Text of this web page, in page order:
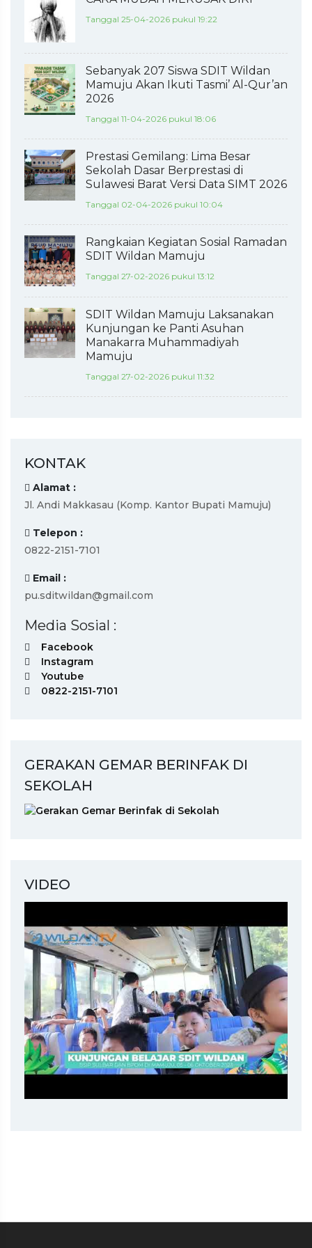
Tanggal 25-04-2026 pukul 19:22
Sebanyak 207 Siswa SDIT Wildan
Mamuju Akan Ikuti Tasmi’ Al-Qur’an
2026
Tanggal 11-04-2026 pukul 18:06
Prestasi Gemilang: Lima Besar
Sekolah Dasar Berprestasi di
Sulawesi Barat Versi Data SIMT 2026
Tanggal 02-04-2026 pukul 10:04
Rangkaian Kegiatan Sosial Ramadan
SDIT Wildan Mamuju
Tanggal 27-02-2026 pukul 13:12
SDIT Wildan Mamuju Laksanakan
Kunjungan ke Panti Asuhan
Manakarra Muhammadiyah
Mamuju
Tanggal 27-02-2026 pukul 11:32
KONTAK
Alamat :
Jl. Andi Makkasau (Komp. Kantor Bupati Mamuju)
Telepon :
0822-2151-7101
Email :
pu.sditwildan@gmail.com
Media Sosial :
Facebook
Instagram
Youtube
0822-2151-7101
GERAKAN GEMAR BERINFAK DI
SEKOLAH
VIDEO